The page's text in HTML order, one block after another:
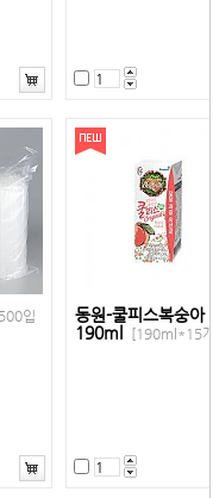
입
동원-쿨피스복숭아
190ml
[190ml*15개]